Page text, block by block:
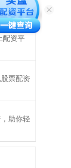
配资平
票配资
助你轻